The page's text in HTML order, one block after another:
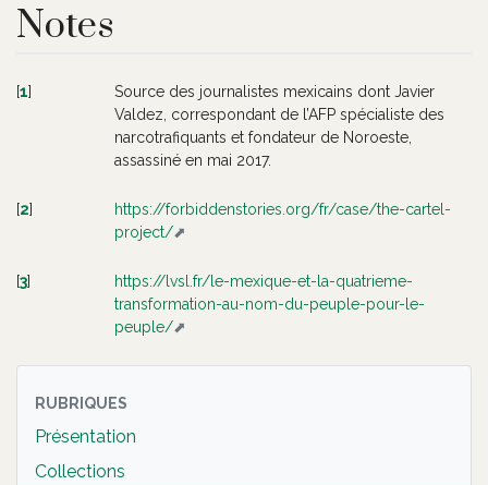
Notes
[1]
Source des journalistes mexicains dont Javier
Valdez, correspondant de l’AFP spécialiste des
narcotrafiquants et fondateur de Noroeste,
assassiné en mai 2017.
[2]
https://forbiddenstories.org/fr/case/the-cartel-
project/
[3]
https://lvsl.fr/le-mexique-et-la-quatrieme-
transformation-au-nom-du-peuple-pour-le-
peuple/
RUBRIQUES
Présentation
Collections